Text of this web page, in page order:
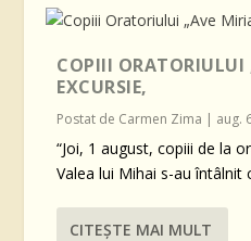
COPIII ORATORIULUI
EXCURSIE,
Postat de Carmen Zima | aug.
“Joi, 1 august, copiii de la
Valea lui Mihai s-au întâlnit
CITEŞTE MAI MULT